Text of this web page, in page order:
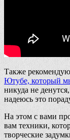
Также
Ютубе, который
никуда не
надеюсь это
На этом с вами
вам техники,
творческие